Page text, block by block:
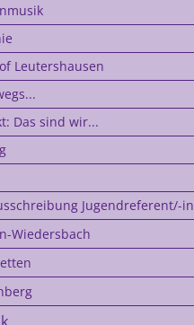
Leutershausen
Das sind wir...
Jugendreferent/-in
Wiedersbach